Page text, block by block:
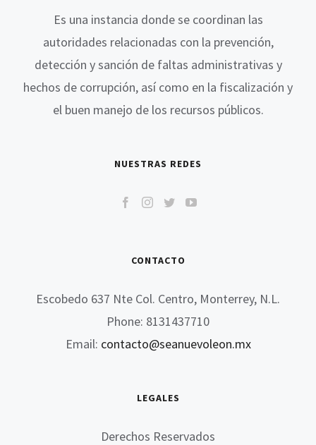
Es una instancia donde se coordinan las
autoridades relacionadas con la prevención,
detección y sanción de faltas administrativas y
hechos de corrupción, así como en la fiscalización y
el buen manejo de los recursos públicos.
NUESTRAS REDES
CONTACTO
Escobedo 637 Nte Col. Centro, Monterrey, N.L.
Phone: 8131437710
Email: contacto@seanuevoleon.mx
LEGALES
Derechos Reservados